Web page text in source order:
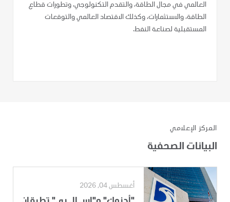
العالمي في مجال الطاقة، والتقدم التكنولوجي، وتطورات قطاع
الطاقة، والاستثمارات، وكذلك الاقتصاد العالمي والتوقعات
المستقبلية لصناعة النفط.
المركز الإعلامي
البيانات الصحفية
أغسطس 04, 2026